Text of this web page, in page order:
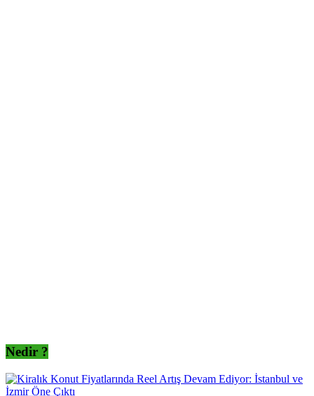
Nedir ?